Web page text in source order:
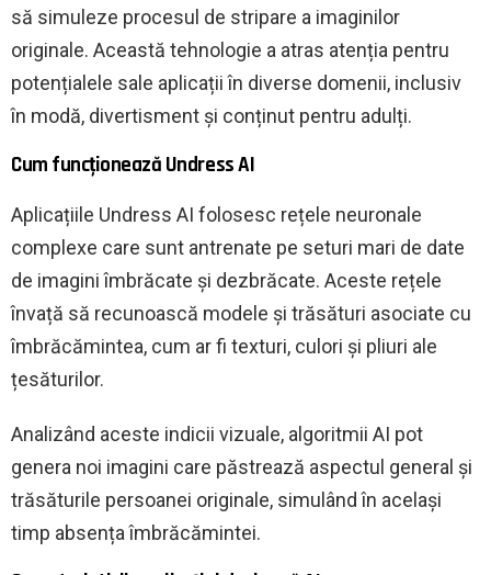
să simuleze procesul de stripare a imaginilor
originale. Această tehnologie a atras atenția pentru
potențialele sale aplicații în diverse domenii, inclusiv
în modă, divertisment și conținut pentru adulți.
Cum funcționează Undress AI
Aplicațiile Undress AI folosesc rețele neuronale
complexe care sunt antrenate pe seturi mari de date
de imagini îmbrăcate și dezbrăcate. Aceste rețele
învață să recunoască modele și trăsături asociate cu
îmbrăcămintea, cum ar fi texturi, culori și pliuri ale
țesăturilor.
Analizând aceste indicii vizuale, algoritmii AI pot
genera noi imagini care păstrează aspectul general și
trăsăturile persoanei originale, simulând în același
timp absența îmbrăcămintei.